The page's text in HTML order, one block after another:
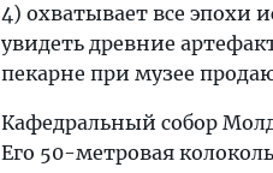
4) охватывает все эпохи
увидеть древние
пекарне при музее
Кафедральный собор
Его 50-метровая